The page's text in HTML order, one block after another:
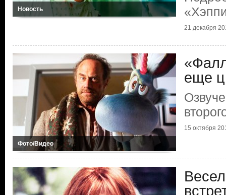
Новость
21 декабря
Фото/Видео
еще
15 октября